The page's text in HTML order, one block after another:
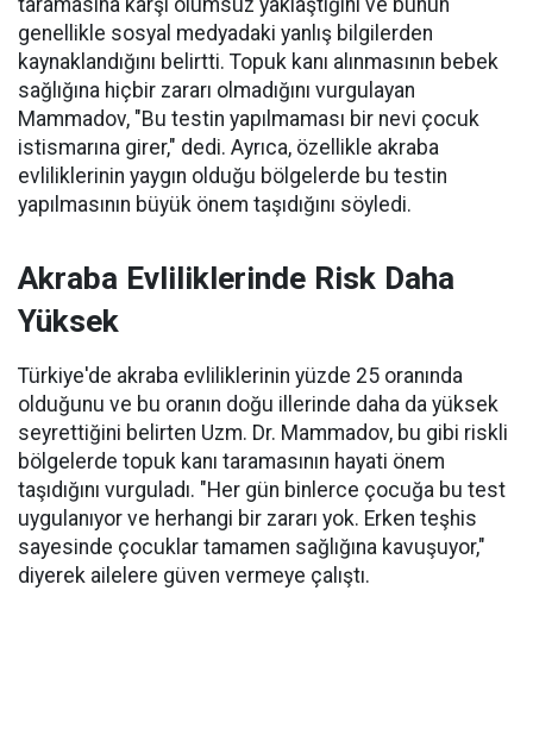
taramasına karşı olumsuz yaklaştığını ve bunun
genellikle sosyal medyadaki yanlış bilgilerden
kaynaklandığını belirtti. Topuk kanı alınmasının bebek
sağlığına hiçbir zararı olmadığını vurgulayan
Mammadov, "Bu testin yapılmaması bir nevi çocuk
istismarına girer," dedi. Ayrıca, özellikle akraba
evliliklerinin yaygın olduğu bölgelerde bu testin
yapılmasının büyük önem taşıdığını söyledi.
Akraba Evliliklerinde Risk Daha
Yüksek
Türkiye'de akraba evliliklerinin yüzde 25 oranında
olduğunu ve bu oranın doğu illerinde daha da yüksek
seyrettiğini belirten Uzm. Dr. Mammadov, bu gibi riskli
bölgelerde topuk kanı taramasının hayati önem
taşıdığını vurguladı. "Her gün binlerce çocuğa bu test
uygulanıyor ve herhangi bir zararı yok. Erken teşhis
sayesinde çocuklar tamamen sağlığına kavuşuyor,"
diyerek ailelere güven vermeye çalıştı.